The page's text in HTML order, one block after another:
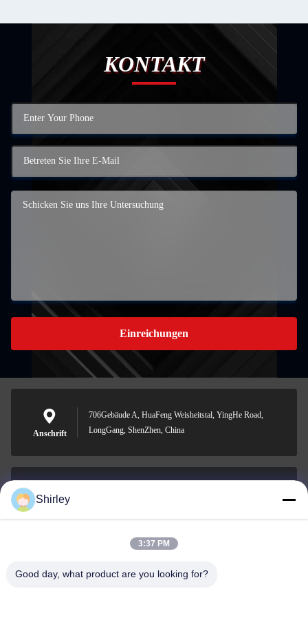
KONTAKT
Einreichungen
Anschrift
706Gebäude A, HuaFeng Weisheitstal, YingHe Road,
LongGang, ShenZhen, China
E-Mail-Adresse
0086-18148506772
Shirley
3:37 PM
Good day, what product are you looking for?